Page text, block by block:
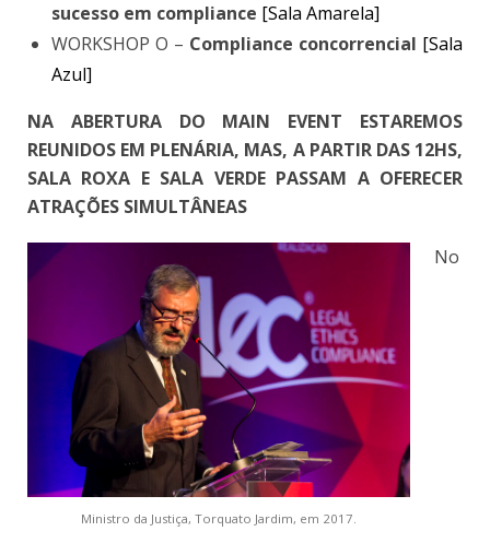
sucesso em compliance [Sala Amarela]
WORKSHOP O – Compliance concorrencial [Sala
Azul]
NA ABERTURA DO MAIN EVENT ESTAREMOS
REUNIDOS EM PLENÁRIA, MAS, A PARTIR DAS 12HS,
SALA ROXA E SALA VERDE PASSAM A OFERECER
ATRAÇÕES SIMULTÂNEAS
Ministro da Justiça, Torquato Jardim, em 2017.
No